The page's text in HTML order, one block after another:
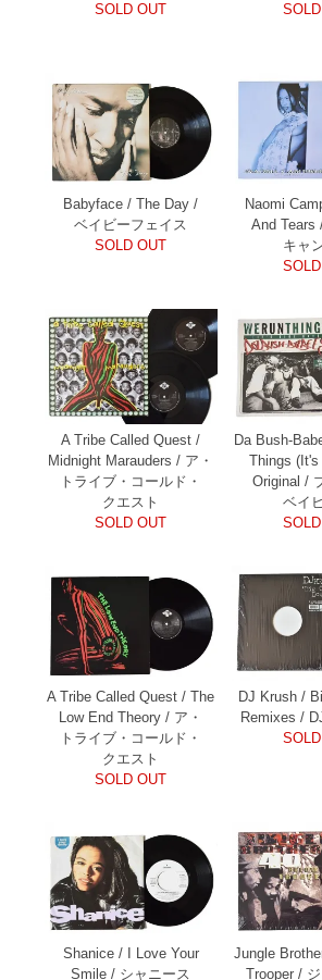
SOLD OUT
Babyface / The Day /
ベイビーフェイス
SOLD OUT
Naomi
And Tears
キャ
A Tribe Called Quest /
Midnight Marauders / ア・
トライブ・コールド・
クエスト
SOLD OUT
Da Bush-
Things
Original /
ベイ
A Tribe Called Quest / The
Low End Theory / ア・
トライブ・コールド・
クエスト
SOLD OUT
DJ Krush /
Remixes /
Shanice / I Love Your
Smile / シャニース
Jungle
Trooper /